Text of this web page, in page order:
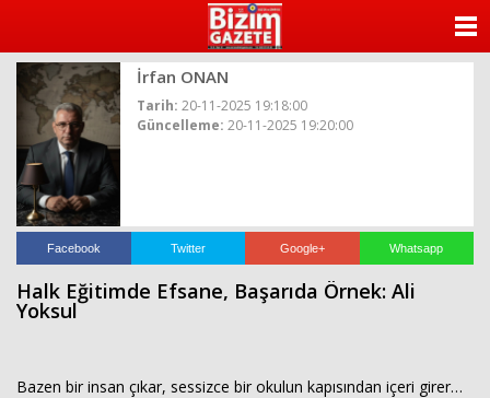
İrfan ONAN
Tarih: 20-11-2025 19:18:00
Güncelleme: 20-11-2025 19:20:00
Facebook Twitter Google+ Whatsapp
Halk Eğitimde Efsane, Başarıda Örnek: Ali
Yoksul
Bazen bir insan çıkar, sessizce bir okulun kapısından içeri girer…
YAZARLAR
VİDEO GALERİ